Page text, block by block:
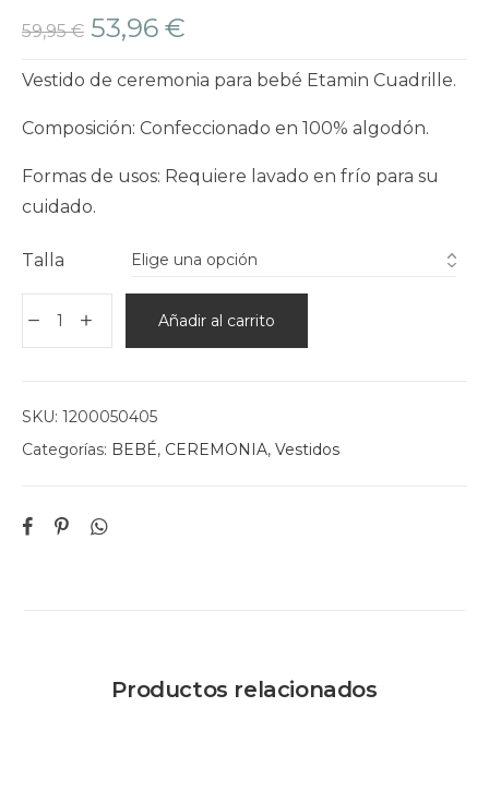
59,95€ 53,96 €
Vestido de ceremonia para bebé Etamin Cuadrille.
Composición: Confeccionado en 100% algodón.
Formas de usos: Requiere lavado en frío para su
cuidado.
Talla
Añadir al carrito
SKU: 1200050405
Categorías: BEBÉ, CEREMONIA, Vestidos
Productos relacionados